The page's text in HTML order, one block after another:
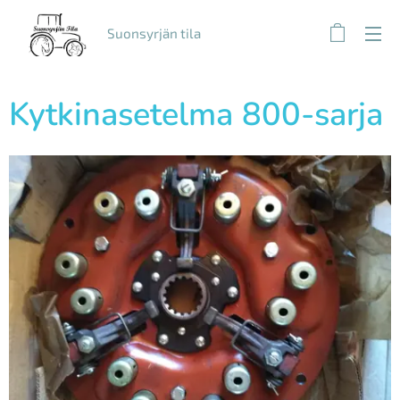
Suonsyrjän tila
Kytkinasetelma 800-sarja